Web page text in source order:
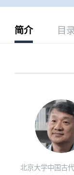
简介 目
北京大学中国古